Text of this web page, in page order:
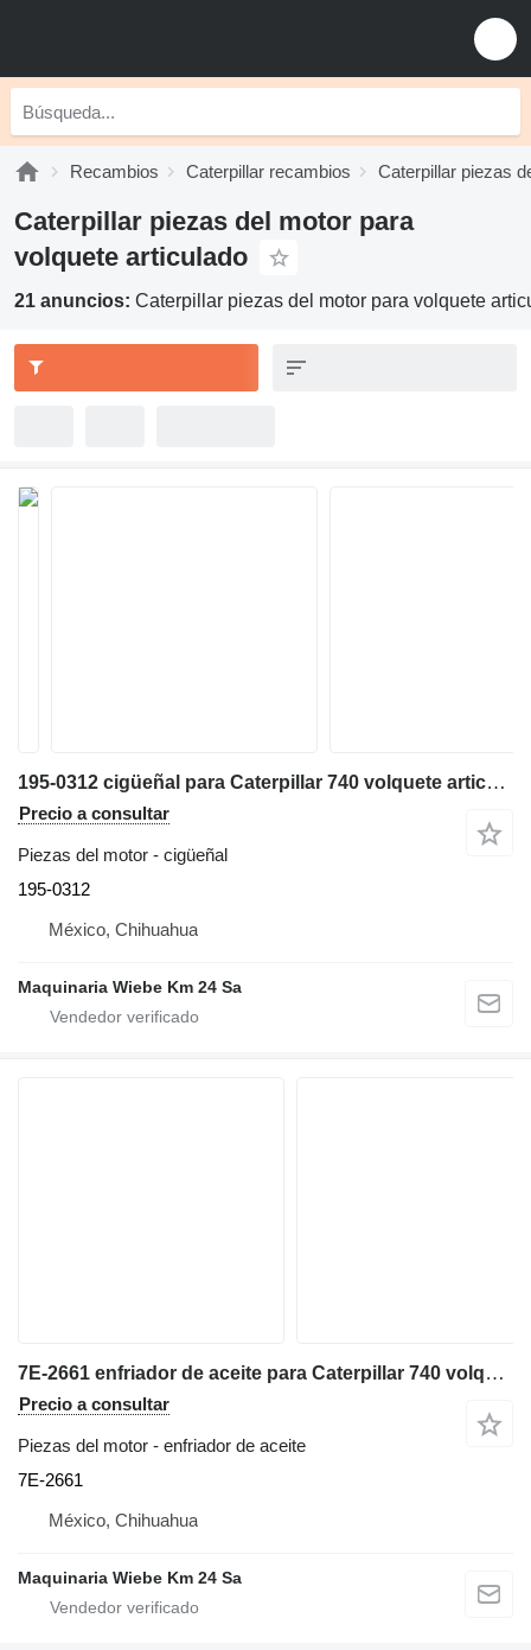
Recambios Caterpillar recambios Caterpillar piezas
Caterpillar piezas del motor para
volquete articulado
21 anuncios: Caterpillar piezas del motor para volquete
195-0312 cigüeñal para Caterpillar 740 volquete articulado
Precio a consultar
Piezas del motor - cigüeñal
195-0312
México, Chihuahua
Maquinaria Wiebe Km 24 Sa
7E-2661 enfriador de aceite para Caterpillar 740 volquete articulado
Precio a consultar
Piezas del motor - enfriador de aceite
7E-2661
México, Chihuahua
Maquinaria Wiebe Km 24 Sa